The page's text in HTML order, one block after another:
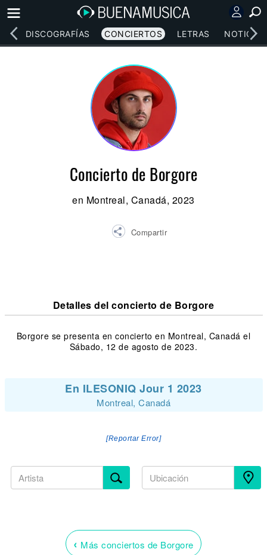
DISCOGRAFÍAS CONCIERTOS LETRAS NOTICIAS
Concierto de Borgore
en Montreal, Canadá, 2023
Compartir
Detalles del concierto de Borgore
Borgore se presenta en concierto en Montreal, Canadá el
Sábado, 12 de agosto de 2023.
En ILESONIQ Jour 1 2023
Montreal, Canadá
[Reportar Error]
‹ Más conciertos de Borgore